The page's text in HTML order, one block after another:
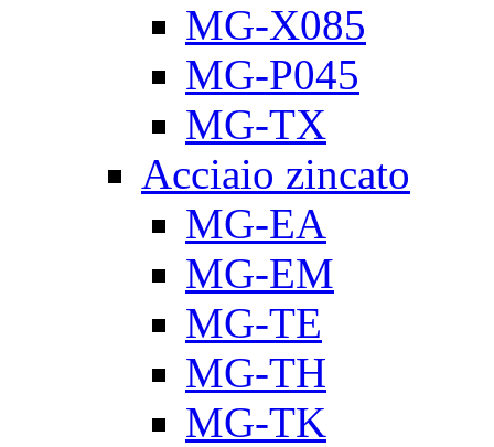
MG-X085
MG-P045
MG-TX
Acciaio zincato
MG-EA
MG-EM
MG-TE
MG-TH
MG-TK